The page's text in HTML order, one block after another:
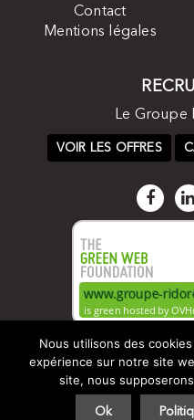
Contact
Mentions légales
Le Groupe
VOIR LES OFFRES
© Groupe Ridoret 2017 -
Nous utilisons des
expérience sur notre site
site, nous
Ok